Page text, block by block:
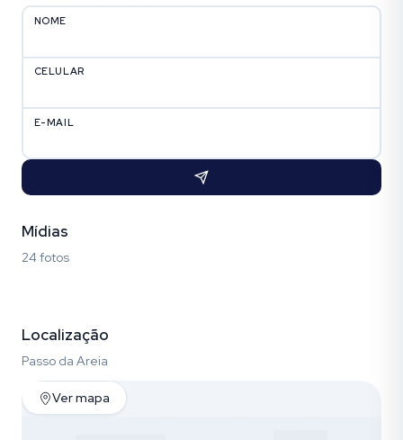
NOME
CELULAR
E-MAIL
Mídias
24 fotos
Localização
Passo da Areia
Ver mapa